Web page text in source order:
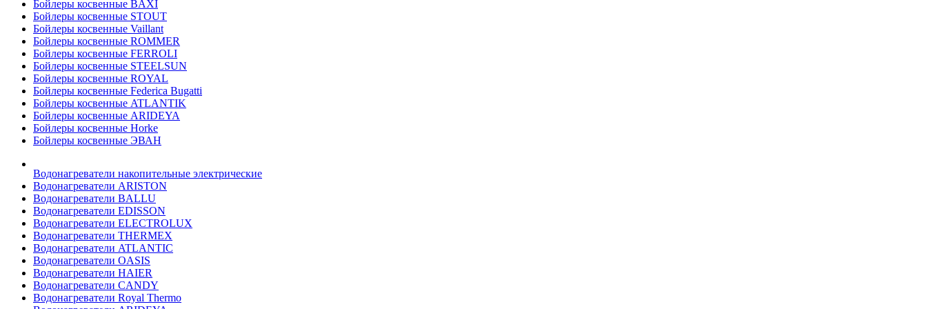
Бойлеры косвенные BAXI
Бойлеры косвенные STOUT
Бойлеры косвенные Vaillant
Бойлеры косвенные ROMMER
Бойлеры косвенные FERROLI
Бойлеры косвенные STEELSUN
Бойлеры косвенные ROYAL
Бойлеры косвенные Federica Bugatti
Бойлеры косвенные ATLANTIK
Бойлеры косвенные ARIDEYA
Бойлеры косвенные Horke
Бойлеры косвенные ЭВАН
Водонагреватели накопительные электрические
Водонагреватели ARISTON
Водонагреватели BALLU
Водонагреватели EDISSON
Водонагреватели ELECTROLUX
Водонагреватели THERMEX
Водонагреватели ATLANTIC
Водонагреватели OASIS
Водонагреватели HAIER
Водонагреватели CANDY
Водонагреватели Royal Thermo